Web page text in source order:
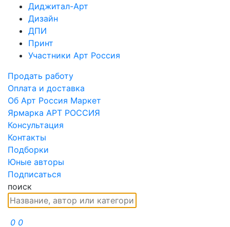
Диджитал-Арт
Дизайн
ДПИ
Принт
Участники Арт Россия
Продать работу
Оплата и доставка
Об Арт Россия Маркет
Ярмарка АРТ РОССИЯ
Консультация
Контакты
Подборки
Юные авторы
Подписаться
поиск
0 0